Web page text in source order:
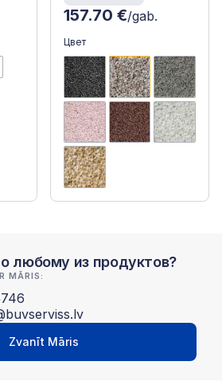
157.70 €/gab.
Цвет
любому из продуктов?
MĀRIS:
Zvanīt Māris